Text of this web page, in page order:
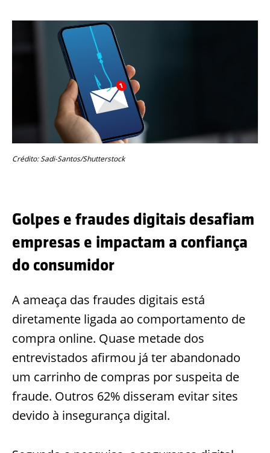
Crédito: Sadi-Santos/Shutterstock
Golpes e fraudes digitais desafiam
empresas e impactam a confiança
do consumidor
A ameaça das fraudes digitais está
diretamente ligada ao comportamento de
compra online. Quase metade dos
entrevistados afirmou já ter abandonado
um carrinho de compras por suspeita de
fraude. Outros 62% disseram evitar sites
devido à insegurança digital.